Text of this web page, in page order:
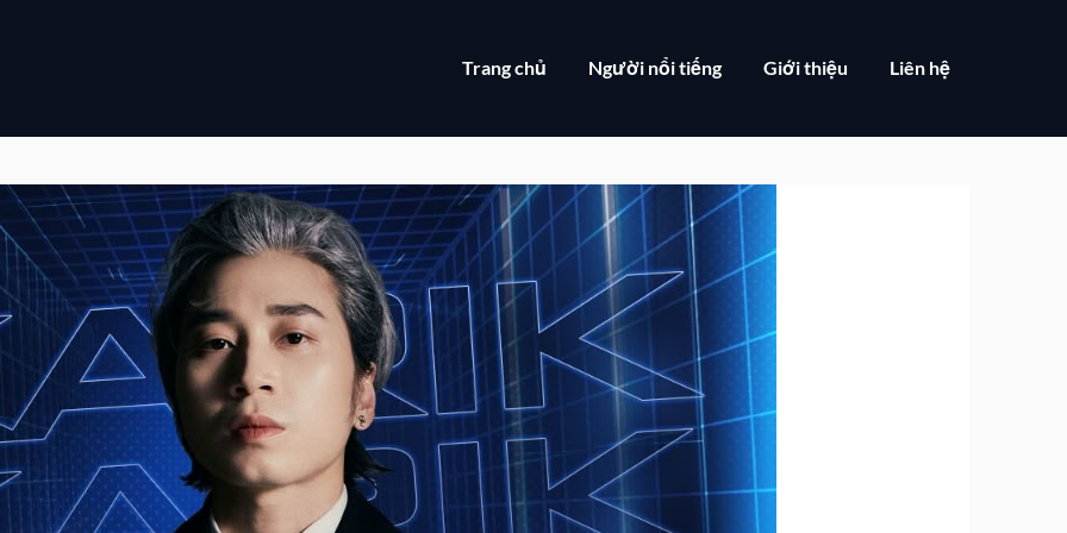
Trang chủ Người nổi tiếng Giới thiệu Liên hệ